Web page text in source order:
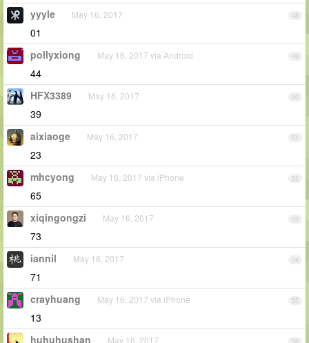
48
yyyle May 16, 2017
01
49
pollyxiong May 16, 2017 via Android
44
50
HFX3389 May 16, 2017
39
51
aixiaoge May 16, 2017
23
52
mhcyong May 16, 2017 via iPhone
65
53
xiqingongzi May 16, 2017
73
54
iannil May 16, 2017
71
55
crayhuang May 16, 2017 via iPhone
13
huhuhushan May 16, 2017